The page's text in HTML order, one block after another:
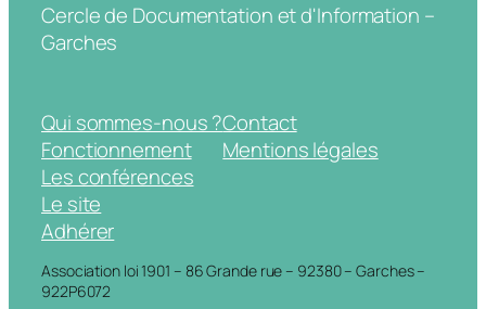
Cercle de Documentation et d'Information –
Garches
Qui sommes-nous ?
Fonctionnement
Les conférences
Le site
Adhérer
Contact
Mentions légales
Association loi 1901 – 86 Grande rue – 92380 – Garches –
922P6072